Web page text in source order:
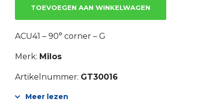
TOEVOEGEN AAN WINKELWAGEN
ACU41 – 90° corner – G
Merk: Milos
Artikelnummer: GT30016
Meer lezen